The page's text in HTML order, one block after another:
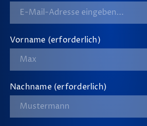
Vorname (erforderlich)
Nachname (erforderlich)